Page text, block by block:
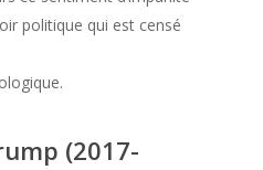
politique qui est censé
(2017-